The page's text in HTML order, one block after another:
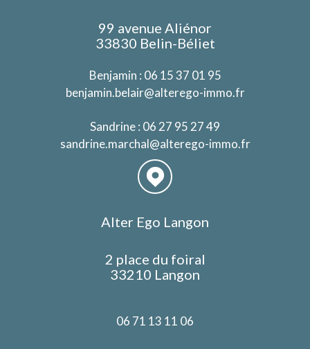
99 avenue Aliénor
33830 Belin-Béliet
Benjamin : 06 15 37 01 95
benjamin.belair@alterego-immo.fr
Sandrine : 06 27 95 27 49
sandrine.marchal@alterego-immo.fr
Alter Ego Langon
2 place du foiral
33210 Langon
06 71 13 11 06